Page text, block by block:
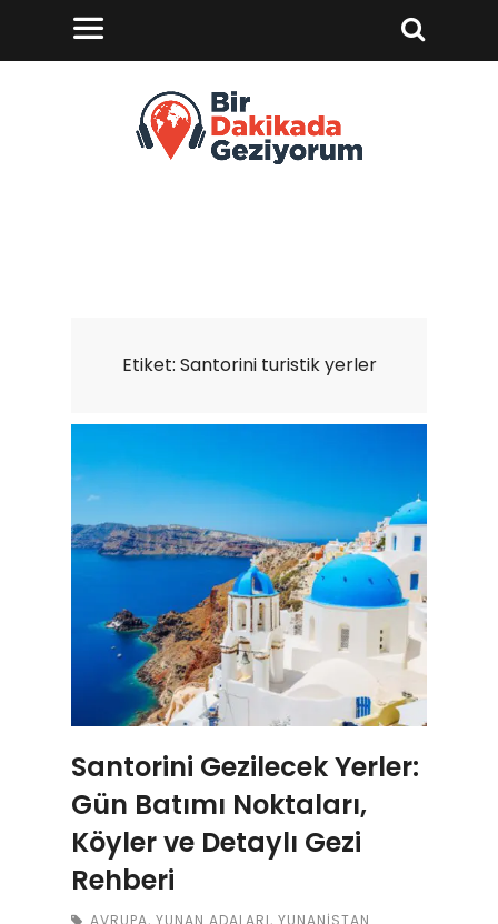
Etiket: Santorini turistik yerler
Santorini Gezilecek Yerler:
Gün Batımı Noktaları,
Köyler ve Detaylı Gezi
Rehberi